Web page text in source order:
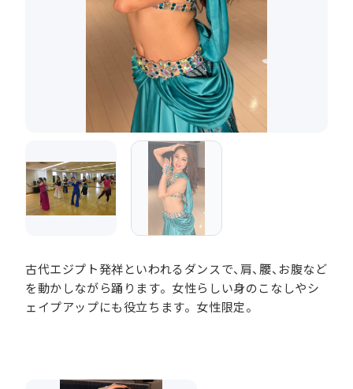
古代エジプト発祥といわれるダンスで、肩、腰、お腹など
を動かしながら踊ります。女性らしい身のこなしやシ
ェイプアップにも役立ちます。女性限定。